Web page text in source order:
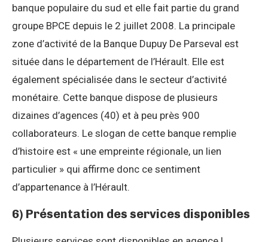
banque populaire du sud et elle fait partie du grand
groupe BPCE depuis le 2 juillet 2008. La principale
zone d’activité de la Banque Dupuy De Parseval est
située dans le département de l’Hérault. Elle est
également spécialisée dans le secteur d’activité
monétaire. Cette banque dispose de plusieurs
dizaines d’agences (40) et à peu près 900
collaborateurs. Le slogan de cette banque remplie
d’histoire est « une empreinte régionale, un lien
particulier » qui affirme donc ce sentiment
d’appartenance à l’Hérault.
6) Présentation des services disponibles